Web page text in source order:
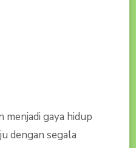
menjadi gaya hidup
dengan segala